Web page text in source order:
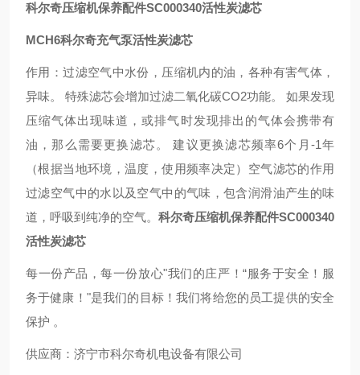
科尔奇压缩机保养配件SC000340活性炭滤芯
MCH6科尔奇充气泵活性炭滤芯
作用：过滤空气中水份，压缩机内的油，各种有害气体，
异味。 特殊滤芯会增加过滤二氧化碳CO2功能。 如果发现
压缩气体出现味道，或排气时发现排出的气体会携带有
油，那么需要更换滤芯。 建议更换滤芯频率6个月-1年
（根据当地环境，温度，使用频率决定）空气滤芯的作用
过滤空气中的水以及空气中的气味，包含润滑油产生的味
道，呼吸到纯净的空气。 科尔奇压缩机保养配件SC000340
活性炭滤芯
每一份产品，每一份放心"我们的庄严！“服务于安全！服
务于健康！"是我们的目标！我们将给您的员工提供的安全
保护 。
供应商：济宁市科尔奇机电设备有限公司